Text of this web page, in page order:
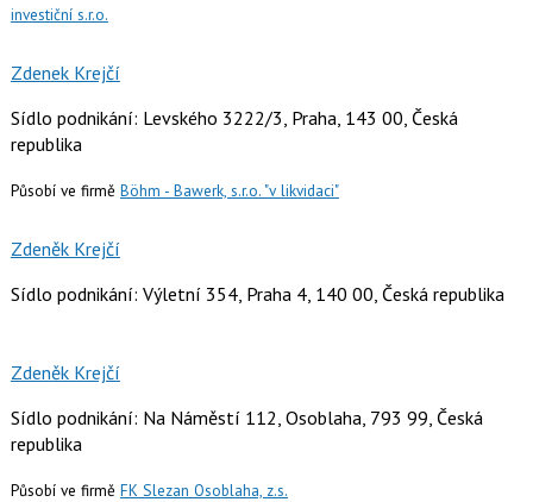
investiční s.r.o.
Zdenek Krejčí
Sídlo podnikání: Levského 3222/3, Praha, 143 00, Česká
republika
Působí ve firmě Böhm - Bawerk, s.r.o. "v likvidaci"
Zdeněk Krejčí
Sídlo podnikání: Výletní 354, Praha 4, 140 00, Česká republika
Zdeněk Krejčí
Sídlo podnikání: Na Náměstí 112, Osoblaha, 793 99, Česká
republika
Působí ve firmě FK Slezan Osoblaha, z.s.